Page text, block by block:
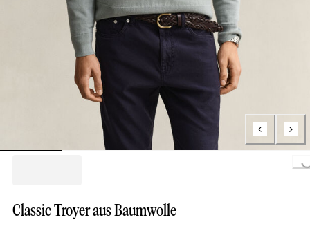
Classic Troyer aus Baumwolle